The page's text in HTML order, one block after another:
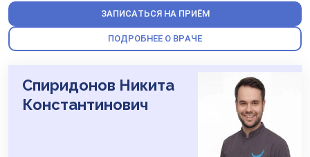
ЗАПИСАТЬСЯ НА ПРИЁМ
ПОДРОБНЕЕ О ВРАЧЕ
Спиридонов Никита
Константинович